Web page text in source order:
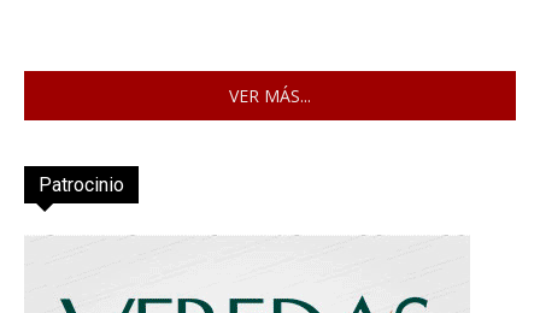
VER MÁS...
Patrocinio